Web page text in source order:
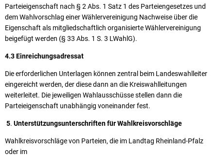
Parteieigenschaft nach § 2 Abs. 1 Satz 1 des Parteiengesetzes und
dem Wahlvorschlag einer Wählervereinigung Nachweise über die
Eigenschaft als mitgliedschaftlich organisierte Wählervereinigung
beigefügt werden (§ 33 Abs. 1 S. 3 LWahlG).
4.3 Einreichungsadressat
Die erforderlichen Unterlagen können zentral beim Landeswahlleiter
eingereicht werden, der diese dann an die Kreiswahlleitungen
weiterleitet. Die jeweiligen Wahlausschüsse stellen dann die
Parteieigenschaft unabhängig voneinander fest.
5. Unterstützungsunterschriften für Wahlkreisvorschläge
Wahlkreisvorschläge von Parteien, die im Landtag Rheinland-Pfalz
oder im